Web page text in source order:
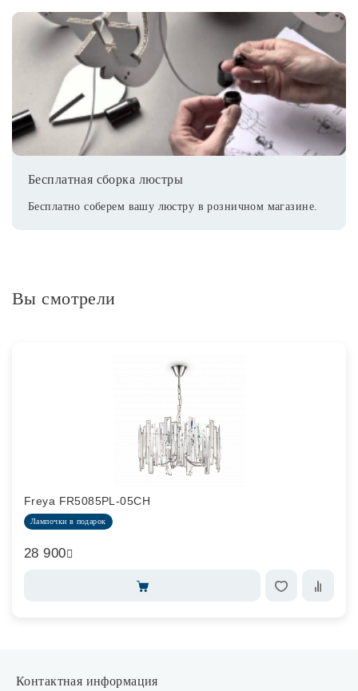
Бесплатная сборка люстры
Бесплатно соберем вашу люстру в розничном магазине.
Вы смотрели
Freya FR5085PL-05CH
Лампочки в подарок
28 900
Контактная информация